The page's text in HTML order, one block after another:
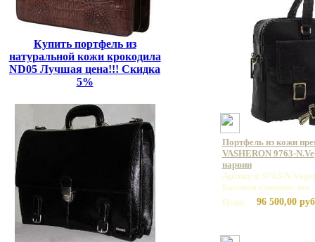
Купить портфель из
натуральной кожи крокодила
ND05 Лучшая цена!!! Скидка
5%
Портфель из кожи
VASHERON 9763-
нарвин
Артикул: 9763-
Базовая единица: шт
Цена:
96 500,00